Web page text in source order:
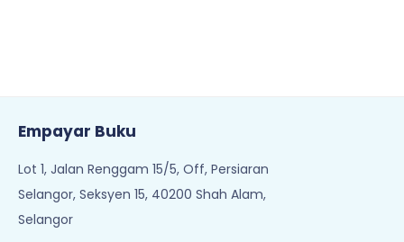
Empayar Buku
Lot 1, Jalan Renggam 15/5, Off, Persiaran
Selangor, Seksyen 15, 40200 Shah Alam,
Selangor